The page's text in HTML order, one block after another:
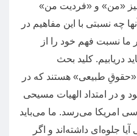
«من» و «فردیت من»
چه نسبتی با این مفاهیم در
ما نسبت فهم خود را از
دریابیم. کلید بحث
«حقوقِ طبیعی» هستند که در
و در امتداد الهیات مسیحی
امریکا می‌رسد. ما می‌باید
آیا جلوه‌ای داشته‌اند و اگر